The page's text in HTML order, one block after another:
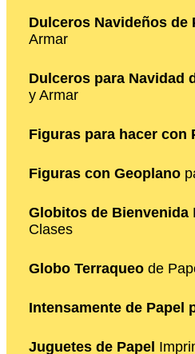
Dulceros Navideños de
Armar
Dulceros para Navidad
y Armar
Figuras para hacer con
Figuras con Geoplano
Globitos de Bienvenida
Clases
Globo Terraqueo de
Intensamente de Papel
Juguetes de Papel